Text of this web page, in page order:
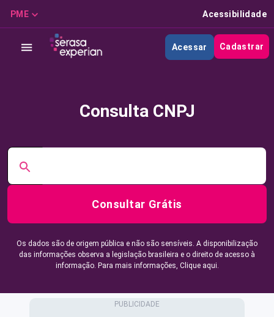
PME Acessibilidade
Acessar Cadastrar
Consulta CNPJ
Consultar Grátis
Os dados são de origem pública e não são sensíveis. A disponibilização
das informações observa a legislação brasileira e o direito de acesso à
informação. Para mais informações, Clique aqui.